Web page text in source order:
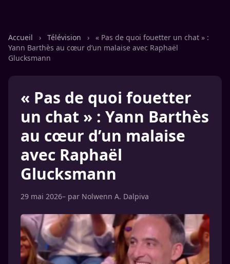
Accueil › Télévision ›
« Pas de quoi fouetter un chat » :
Yann Barthès au cœur d’un malaise avec Raphaël
Glucksmann
« Pas de quoi fouetter
un chat » : Yann Barthès
au cœur d’un malaise
avec Raphaël
Glucksmann
29 mai 2026– par Nolwenn A. Dalpiva